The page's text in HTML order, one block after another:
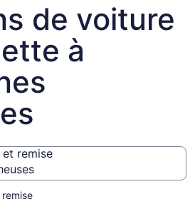
de voiture
à
et remise
remise